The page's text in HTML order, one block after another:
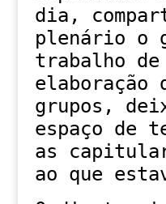
dia,
plenário o
trabalho
elaboração
grupos,
espaço de
as
ao que